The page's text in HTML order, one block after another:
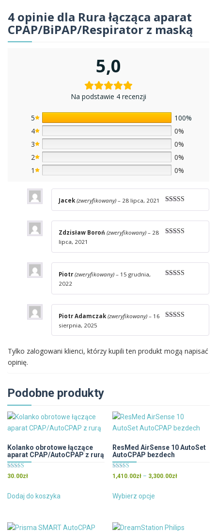
4 opinie dla Rura łącząca aparat
CPAP/BiPAP/Respirator z maską
5,0
Na podstawie 4 recenzji
5
100%
4
0%
3
0%
2
0%
1
0%
Oceniono5
Jacek (zweryfikowany) – 28 lipca, 2021
Zdzisław Boroń (zweryfikowany) – 28
lipca, 2021
Piotr (zweryfikowany) – 15 grudnia,
2022
Piotr Adamczak (zweryfikowany) – 16
sierpnia, 2025
Tylko zalogowani klienci, którzy kupili ten produkt mogą napisać
opinię.
Podobne produkty
Kolanko obrotowe łączące
aparat CPAP/AutoCPAP z rurą
Oceniono
5.00
30.00zł
Dodaj do koszyka
ResMed AirSense 10 AutoSet
AutoCPAP bezdech
Oceniono
5.00
1,410.00zł – 3,300.00złZakres
Wybierz opcje